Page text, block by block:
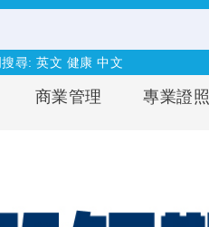
尋: 英文 健康 中文
商業管理 專業證照